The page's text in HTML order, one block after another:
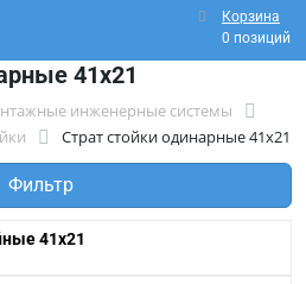
Корзина
0 позиций
41x21
инженерные системы
Страт стойки одинарные 41x21
Фильтр
41x21